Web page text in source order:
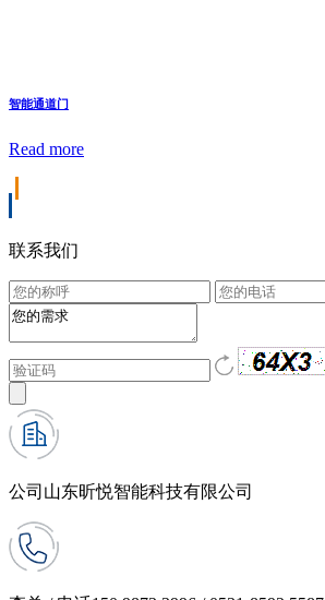
智能通道门
Read more
联系我们
公司 山东昕悦智能科技有限公司